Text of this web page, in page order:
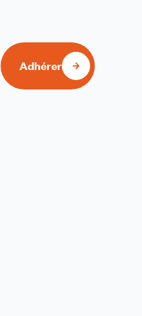
Adhérer